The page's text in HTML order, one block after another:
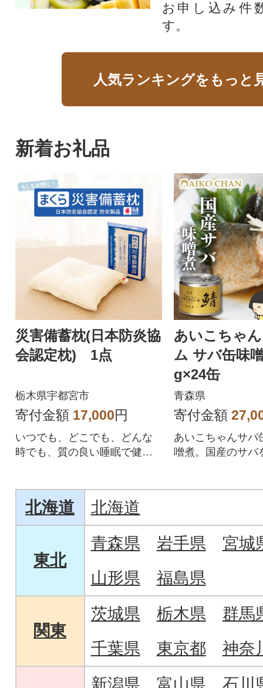
お申し込み件
す。
人気ランキングをもっと
新着お礼品
災害備蓄枕(日本防炎協
会認定枕) 1点
栃木県宇都宮市
寄付金額 17,000円
いつでも、どこでも、どんな
時でも、質の良い睡眠で健康
あいこちゃ
ム サバ缶味
g×24缶
青森県
寄付金額
あいこちゃんサバ
噌煮。国産のサバ
北海道 北海道
東北
青森県 岩手県
宮城
山形県
福島県
関東
茨城県 栃木県
群馬
千葉県
東京都
神奈
新潟県
富山県 石川